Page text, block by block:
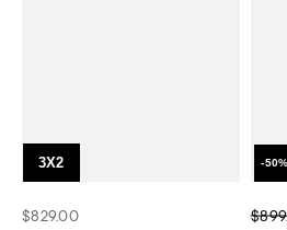
$829.00